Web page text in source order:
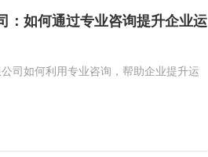
：如何通过专业咨询提升企业运
司如何利用专业咨询，帮助企业提升运